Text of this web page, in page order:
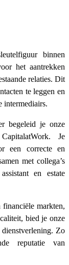
binnen
het aantrekken
relaties. Dit
te leggen en
intermediairs.
begeleid je onze
Je
een correcte en
met collega’s
en estate
markten,
bied je onze
Zo
reputatie van